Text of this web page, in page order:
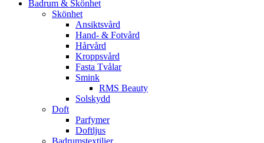
Badrum & Skönhet
Skönhet
Ansiktsvård
Hand- & Fotvård
Hårvård
Kroppsvård
Fasta Tvålar
Smink
RMS Beauty
Solskydd
Doft
Parfymer
Doftljus
Badrumstextilier